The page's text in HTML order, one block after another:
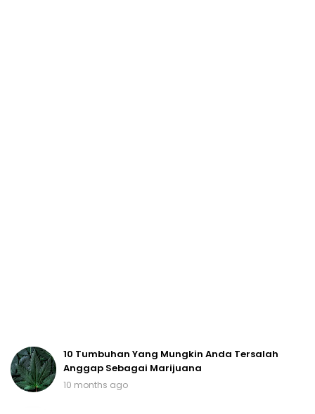
10 Tumbuhan Yang Mungkin Anda Tersalah
Anggap Sebagai Marijuana
10 months ago